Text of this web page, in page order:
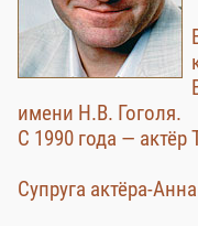
имени Н.В. Гоголя.
С 1990 года —
Супруга актёра-